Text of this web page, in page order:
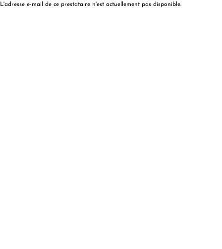
L'adresse e-mail de ce prestataire n'est actuellement pas disponible.